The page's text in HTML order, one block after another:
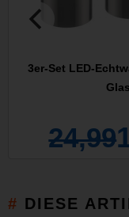
3er-Set LED-
24,99
DIESE